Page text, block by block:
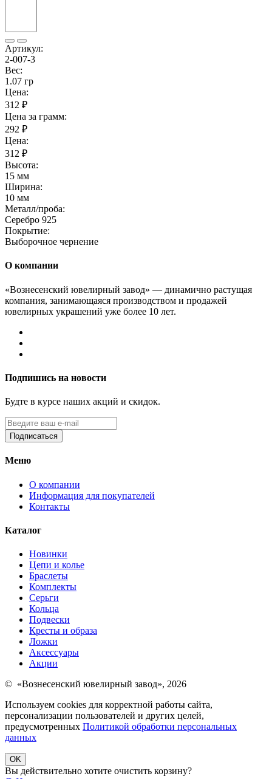
Артикул:
2-007-3
Вес:
1.07 гр
Цена:
312 ₽
Цена за грамм:
292 ₽
Цена:
312 ₽
Высота:
15 мм
Ширина:
10 мм
Металл/проба:
Серебро 925
Покрытие:
Выборочное чернение
О компании
«Вознесенский ювелирный завод» — динамично растущая
компания, занимающаяся производством и продажей
ювелирных украшений уже более 10 лет.
Подпишись на новости
Будте в курсе наших акций и скидок.
Подписаться
Меню
О компании
Информация для покупателей
Контакты
Каталог
Новинки
Цепи и колье
Браслеты
Комплекты
Серьги
Кольца
Подвески
Кресты и образа
Ложки
Аксессуары
Акции
© «Вознесенский ювелирный завод», 2026
Используем cookies для корректной работы сайта,
персонализации пользователей и других целей,
предусмотренных Политикой обработки персональных
данных
OK
Вы действительно хотите очистить корзину?